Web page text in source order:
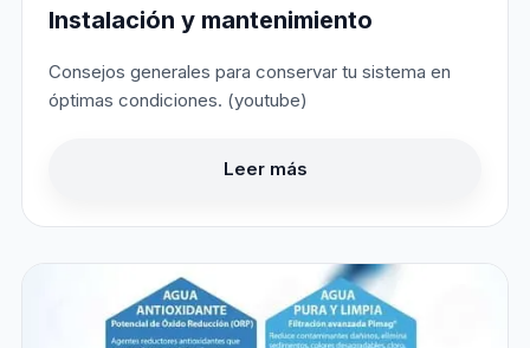
Instalación y mantenimiento
Consejos generales para conservar tu sistema en
óptimas condiciones. (youtube)
Leer más